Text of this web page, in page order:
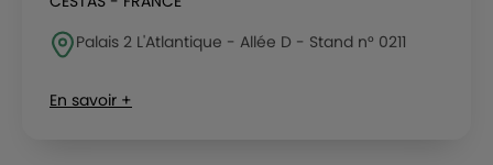
Palais 2 L'Atlantique - Allée D - Stand n° 0211
En savoir +